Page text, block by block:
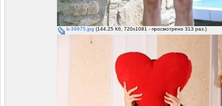
b-39975.jpg (144.25 Кб, 720x1081 - просмотрено 313 раз.)